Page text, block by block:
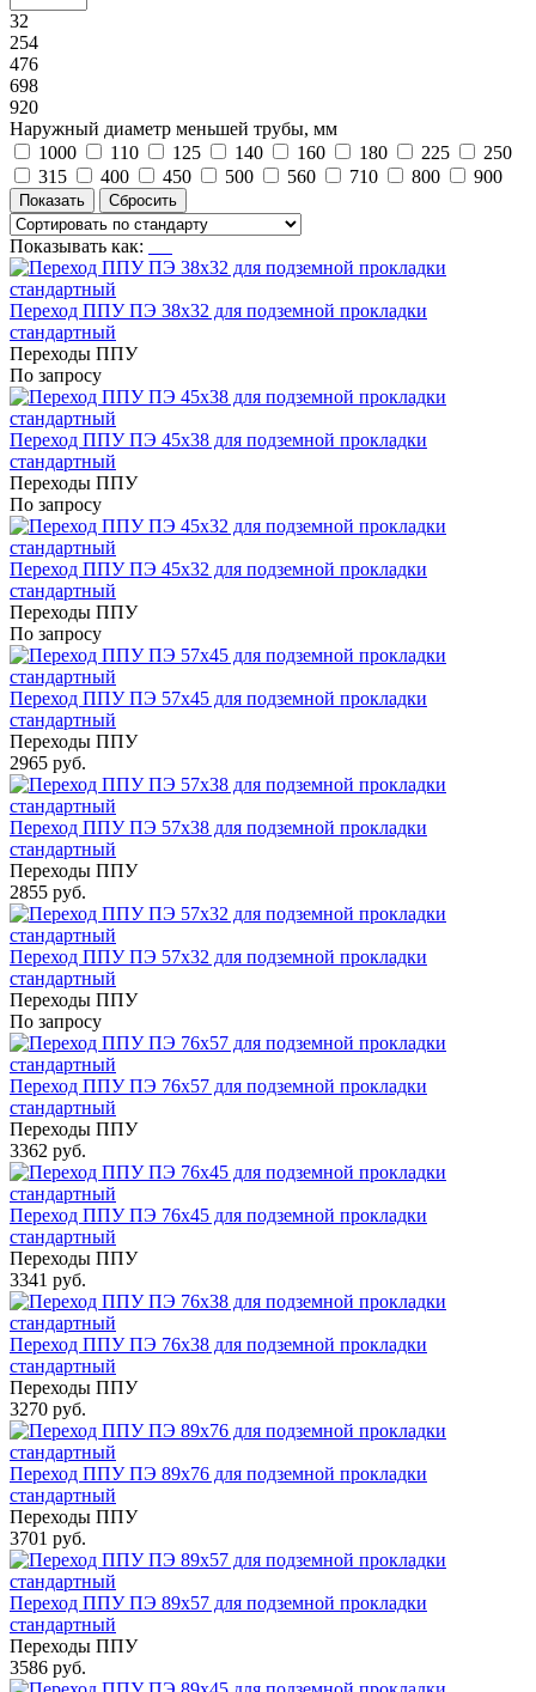
32
254
476
698
920
Наружный диаметр меньшей трубы, мм
1000
110 125 140 160 180 225
250
315
400 450 500 560 710 800 900
Показывать как:
Переход ППУ ПЭ 38x32 для подземной прокладки
стандартный
Переходы ППУ
По запросу
Переход ППУ ПЭ 45x38 для подземной прокладки
стандартный
Переходы ППУ
По запросу
Переход ППУ ПЭ 45x32 для подземной прокладки
стандартный
Переходы ППУ
По запросу
Переход ППУ ПЭ 57x45 для подземной прокладки
стандартный
Переходы ППУ
2965 руб.
Переход ППУ ПЭ 57x38 для подземной прокладки
стандартный
Переходы ППУ
2855 руб.
Переход ППУ ПЭ 57x32 для подземной прокладки
стандартный
Переходы ППУ
По запросу
Переход ППУ ПЭ 76x57 для подземной прокладки
стандартный
Переходы ППУ
3362 руб.
Переход ППУ ПЭ 76x45 для подземной прокладки
стандартный
Переходы ППУ
3341 руб.
Переход ППУ ПЭ 76x38 для подземной прокладки
стандартный
Переходы ППУ
3270 руб.
Переход ППУ ПЭ 89x76 для подземной прокладки
стандартный
Переходы ППУ
3701 руб.
Переход ППУ ПЭ 89x57 для подземной прокладки
стандартный
Переходы ППУ
3586 руб.